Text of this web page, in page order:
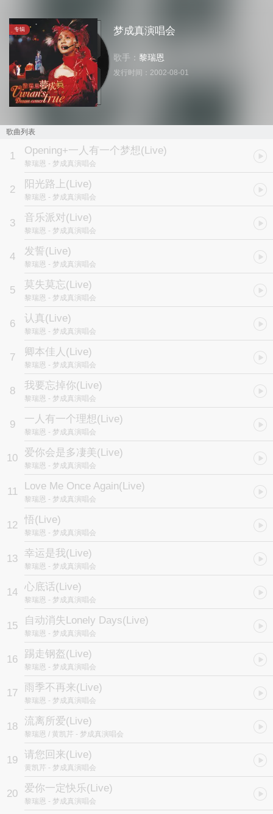
专辑 梦成真演唱会
歌手： 黎瑞恩
发行时间： 2002-08-01
歌曲列表
1 Opening+一人有一个梦想(Live)
黎瑞恩 - 梦成真演唱会
2 阳光路上(Live)
黎瑞恩 - 梦成真演唱会
3 音乐派对(Live)
黎瑞恩 - 梦成真演唱会
4 发誓(Live)
黎瑞恩 - 梦成真演唱会
5 莫失莫忘(Live)
黎瑞恩 - 梦成真演唱会
6 认真(Live)
黎瑞恩 - 梦成真演唱会
7 卿本佳人(Live)
黎瑞恩 - 梦成真演唱会
8 我要忘掉你(Live)
黎瑞恩 - 梦成真演唱会
9 一人有一个理想(Live)
黎瑞恩 - 梦成真演唱会
10 爱你会是多凄美(Live)
黎瑞恩 - 梦成真演唱会
11 Love Me Once Again(Live)
黎瑞恩 - 梦成真演唱会
12 悟(Live)
黎瑞恩 - 梦成真演唱会
13 幸运是我(Live)
黎瑞恩 - 梦成真演唱会
14 心底话(Live)
黎瑞恩 - 梦成真演唱会
15 自动消失Lonely Days(Live)
黎瑞恩 - 梦成真演唱会
16 踢走钢盔(Live)
黎瑞恩 - 梦成真演唱会
17 雨季不再来(Live)
黎瑞恩 - 梦成真演唱会
18 流离所爱(Live)
黎瑞恩 / 黄凯芹 - 梦成真演唱会
19 请您回来(Live)
黄凯芹 - 梦成真演唱会
20 爱你一定快乐(Live)
黎瑞恩 - 梦成真演唱会